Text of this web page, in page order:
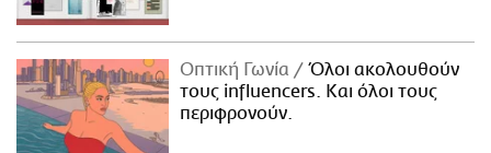
Οπτική Γωνία
Όλοι ακολουθούν
τους influencers. Και όλοι τους
περιφρονούν.